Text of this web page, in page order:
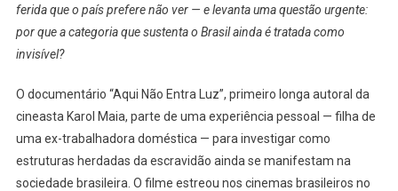
Entra
Luz,
Luta
Que
Ainda
Não
Terminou:
ferida que o país prefere não ver — e levanta uma questão urgente:
por que a categoria que sustenta o Brasil ainda é tratada como
invisível?
O documentário “Aqui Não Entra Luz”, primeiro longa autoral da
cineasta Karol Maia, parte de uma experiência pessoal — filha de
uma ex-trabalhadora doméstica — para investigar como
estruturas herdadas da escravidão ainda se manifestam na
sociedade brasileira. O filme estreou nos cinemas brasileiros no